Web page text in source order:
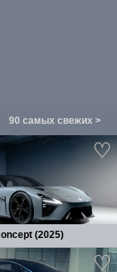
90 самых свежих >
(2025)